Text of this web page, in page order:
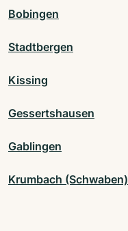
Bobingen
Stadtbergen
Kissing
Gessertshausen
Gablingen
Krumbach (Schwaben)